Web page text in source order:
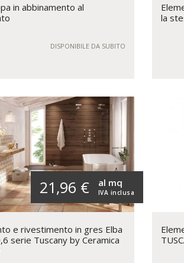
in abbinamento al
DISPONIBILE DA SUBITO
la
21,96 € IVA inclusa
al mq
e rivestimento in gres Elba
serie Tuscany by Ceramica